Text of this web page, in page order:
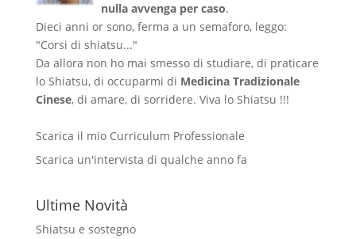
nulla avvenga per caso.
Dieci anni or sono, ferma a un semaforo, leggo:
"Corsi di shiatsu..."
Da allora non ho mai smesso di studiare, di praticare
lo Shiatsu, di occuparmi di Medicina Tradizionale
Cinese, di amare, di sorridere. Viva lo Shiatsu !!!
Scarica il mio Curriculum Professionale
Scarica un'intervista di qualche anno fa
Ultime Novità
Shiatsu e sostegno